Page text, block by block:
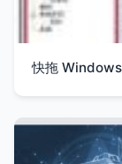
快拖